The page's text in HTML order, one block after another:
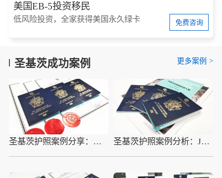
美国EB-5投资移民
低风险投资，全家获得美国永久绿卡 免费咨询
圣基茨成功案例 更多案例 >
圣基茨护照案例分享：W先生全家圣基茨护照顺利获批 圣基茨护照案例分析：J先生完美解决海外资产配置需求